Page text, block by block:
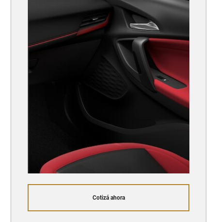
Cotizá ahora